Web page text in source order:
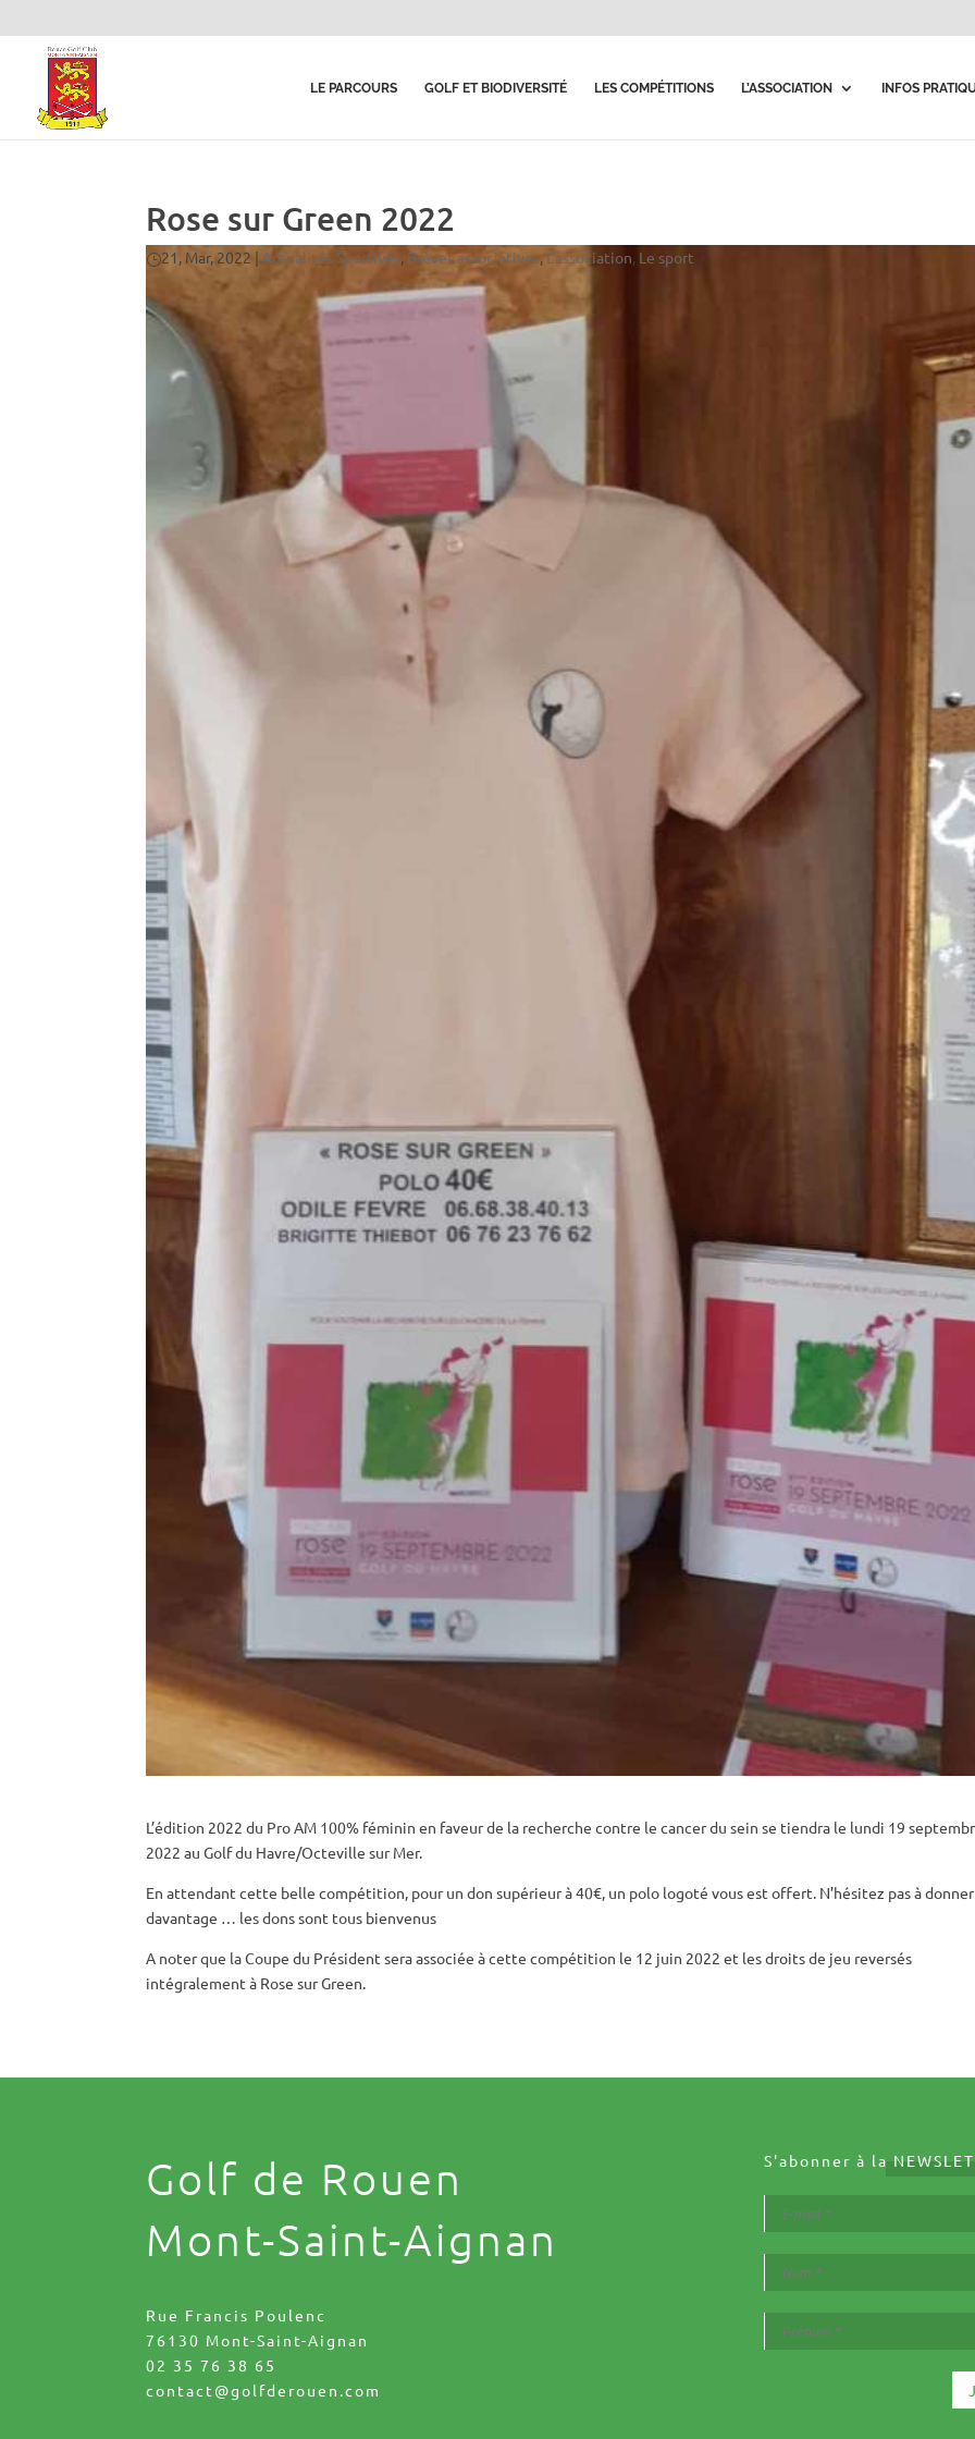
LE PARCOURS GOLF ET BIODIVERSITÉ LES COMPÉTITIONS L’ASSOCIATION INFOS
Rose sur Green 2022
21, Mar, 2022 |Actualités Sportives, Brèves associatives, L'association, Le sport
L’édition 2022 du Pro AM 100% féminin en faveur de la recherche contre le cancer du sein se tiendra le lundi 19
2022 au Golf du Havre/Octeville sur Mer.
En attendant cette belle compétition, pour un don supérieur à 40€, un polo logoté vous est offert. N’hésitez pas à donner
davantage … les dons sont tous bienvenus
A noter que la Coupe du Président sera associée à cette compétition le 12 juin 2022 et les droits de jeu reversés
intégralement à Rose sur Green.
Golf de Rouen
Mont-Saint-Aignan
Rue Francis Poulenc
76130 Mont-Saint-Aignan
02 35 76 38 65
contact@golfderouen.com
S'abonner à la